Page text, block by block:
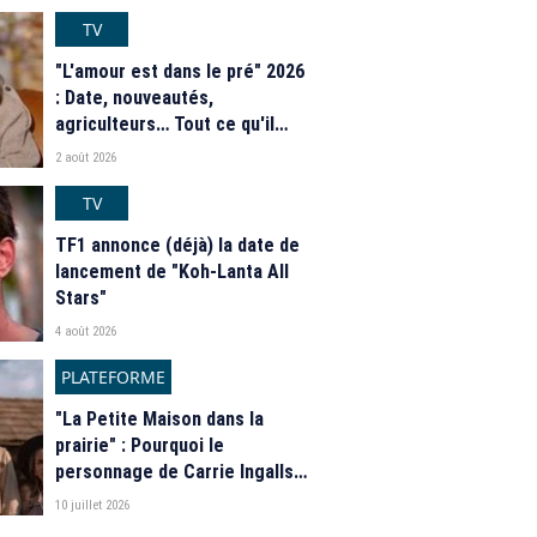
TV
"L'amour est dans le pré" 2026
: Date, nouveautés,
agriculteurs… Tout ce qu'il
faut savoir sur la saison 21 du
2 août 2026
TV
TF1 annonce (déjà) la date de
lancement de "Koh-Lanta All
Stars"
4 août 2026
PLATEFORME
"La Petite Maison dans la
prairie" : Pourquoi le
personnage de Carrie Ingalls
est absente de la nouvelle
10 juillet 2026